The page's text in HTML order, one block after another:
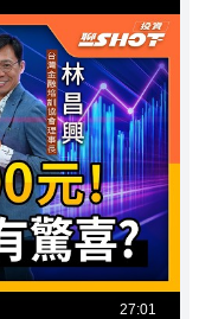
27:01